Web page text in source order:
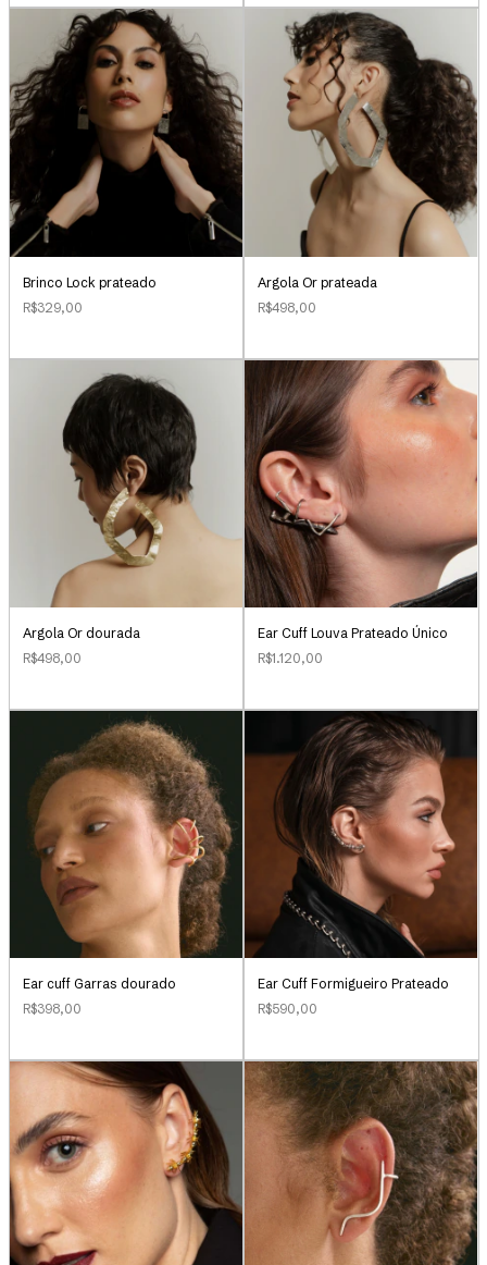
Brinco Lock prateado
R$329,00
Argola Or prateada
R$498,00
Argola Or dourada
R$498,00
Ear Cuff Louva Prateado Único
R$1.120,00
Ear cuff Garras dourado
R$398,00
Ear Cuff Formigueiro Prateado
R$590,00